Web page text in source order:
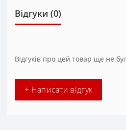
Відгуки (0)
Відгуків про цей товар ще не
+ Написати відгук